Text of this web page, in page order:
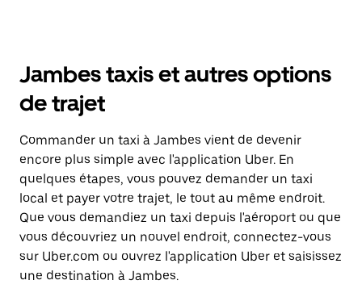
Jambes taxis et autres options
de trajet
Commander un taxi à Jambes vient de devenir
encore plus simple avec l'application Uber. En
quelques étapes, vous pouvez demander un taxi
local et payer votre trajet, le tout au même endroit.
Que vous demandiez un taxi depuis l'aéroport ou que
vous découvriez un nouvel endroit, connectez-vous
sur Uber.com ou ouvrez l'application Uber et saisissez
une destination à Jambes.